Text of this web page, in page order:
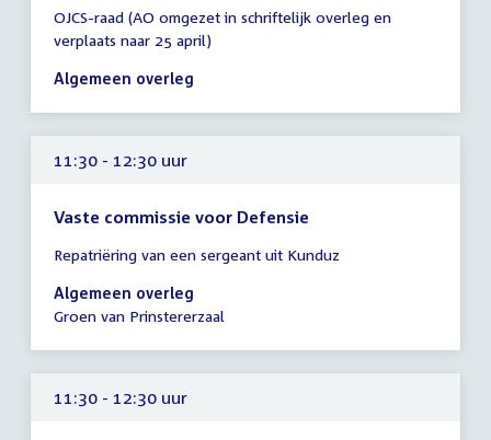
vergadering
11:00
-
uur
OJCS-raad (AO omgezet in schriftelijk overleg en
verplaats naar 25 april)
Algemeen overleg
11:30 - 12:30 uur
Vaste commissie voor Defensie
vergadering
11:30
-
uur
Repatriëring van een sergeant uit Kunduz
Algemeen overleg
Groen van Prinstererzaal
11:30 - 12:30 uur